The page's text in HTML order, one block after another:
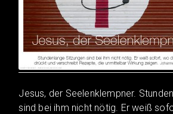
Jesus, der Seelenklempner.
sind bei ihm nicht nötig. Er weiß